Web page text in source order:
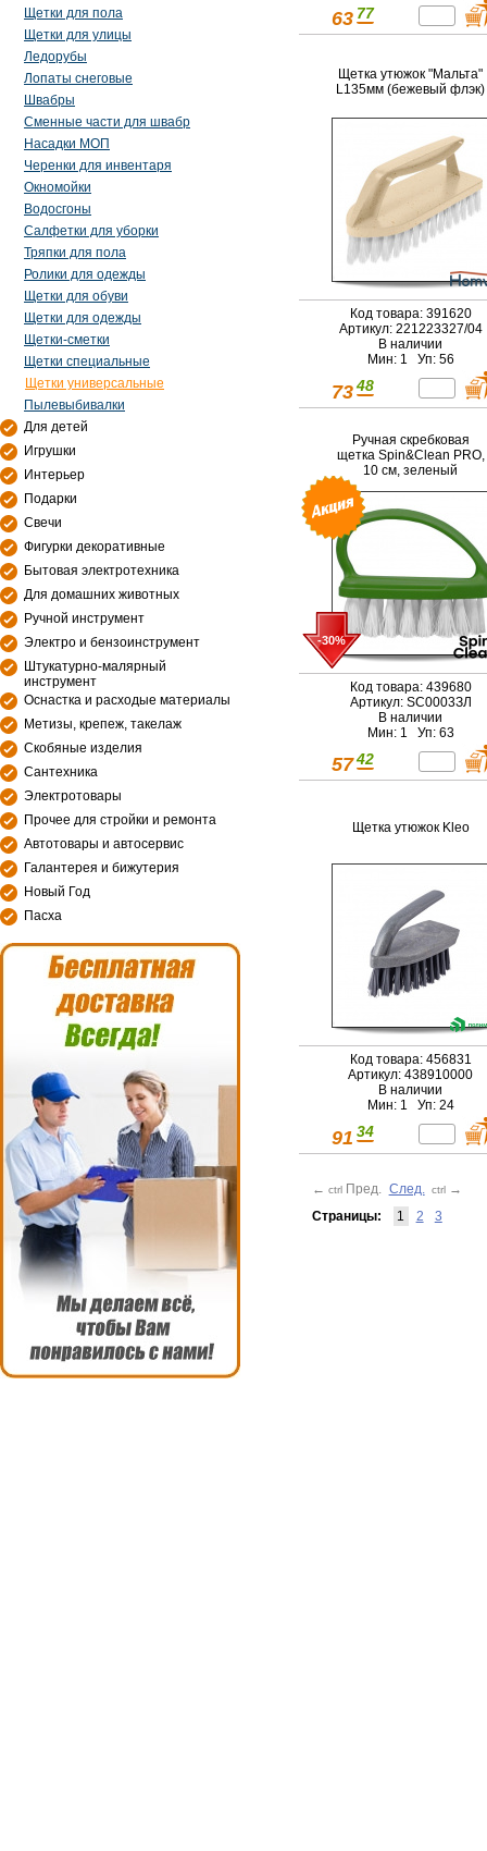
Щетки для пола
Щетки для улицы
Ледорубы
Лопаты снеговые
Швабры
Сменные части для швабр
Насадки МОП
Черенки для инвентаря
Окномойки
Водосгоны
Салфетки для уборки
Тряпки для пола
Ролики для одежды
Щетки для обуви
Щетки для одежды
Щетки-сметки
Щетки специальные
Щетки универсальные
Пылевыбивалки
Для детей
Игрушки
Интерьер
Подарки
Свечи
Фигурки декоративные
Бытовая электротехника
Для домашних животных
Ручной инструмент
Электро и бензоинструмент
Штукатурно-малярный
инструмент
Оснастка и расходые материалы
Метизы, крепеж, такелаж
Скобяные изделия
Сантехника
Электротовары
Прочее для стройки и ремонта
Автотовары и автосервис
Галантерея и бижутерия
Новый Год
Пасха
63 77
Щетка утюжок "Мальта"
L135мм (бежевый флэк)
Код товара: 391620
Артикул: 221223327/04
В наличии
Мин: 1 Уп: 56
73 48
Ручная скребковая
щетка Spin&Clean PRO,
10 см, зеленый
-30%
Код товара: 439680
Артикул: SC0003ЗЛ
В наличии
Мин: 1 Уп: 63
57 42
Щетка утюжок Kleo
Код товара: 456831
Артикул: 438910000
В наличии
Мин: 1 Уп: 24
91 34
← ctrl Пред. След. ctrl →
Страницы:
1 2 3